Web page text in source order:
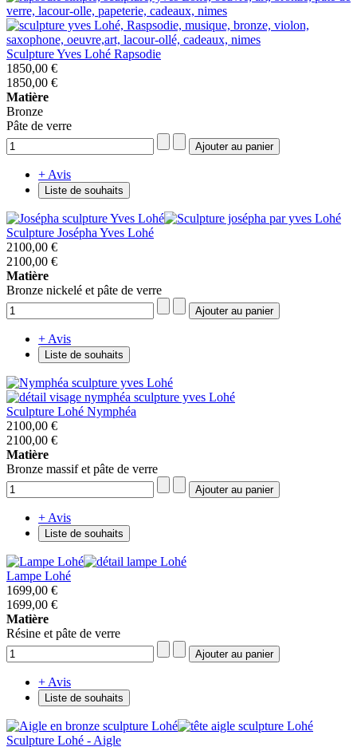
Sculpture Yves Lohé Rapsodie
1850,00 €
1850,00 €
Matière
Bronze
Pâte de verre
+ Avis
Liste de souhaits
Sculpture Josépha Yves Lohé
2100,00 €
2100,00 €
Matière
Bronze nickelé et pâte de verre
+ Avis
Liste de souhaits
Sculpture Lohé Nymphéa
2100,00 €
2100,00 €
Matière
Bronze massif et pâte de verre
+ Avis
Liste de souhaits
Lampe Lohé
1699,00 €
1699,00 €
Matière
Résine et pâte de verre
+ Avis
Liste de souhaits
Sculpture Lohé - Aigle